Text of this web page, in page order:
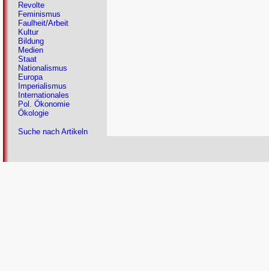
Revolte
Feminismus
Faulheit/Arbeit
Kultur
Bildung
Medien
Staat
Nationalismus
Europa
Imperialismus
Internationales
Pol. Ökonomie
Ökologie
Suche nach Artikeln